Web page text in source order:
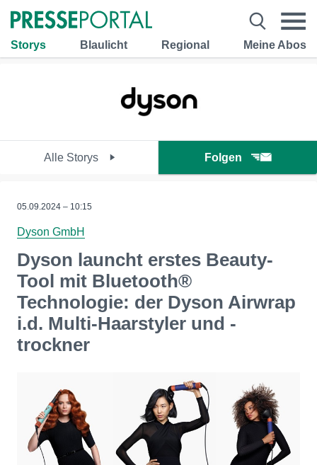
Storys Blaulicht Regional Meine Abos
Alle Storys Folgen
05.09.2024 – 10:15
Dyson GmbH
Dyson launcht erstes Beauty-
Tool mit Bluetooth®
Technologie: der Dyson Airwrap
i.d. Multi-Haarstyler und -
trockner